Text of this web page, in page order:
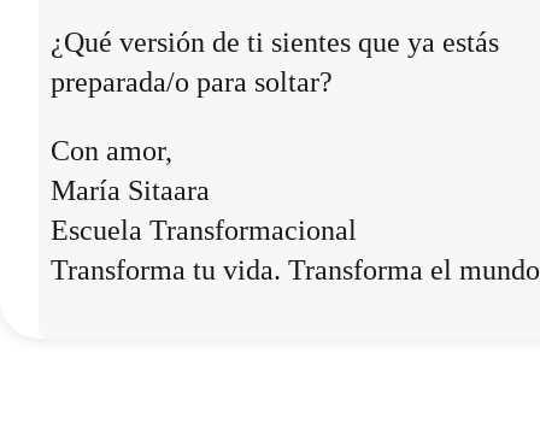
¿Qué versión de ti sientes que ya estás
preparada/o para soltar?
Con amor,
María Sitaara
Escuela Transformacional
Transforma tu vida. Transforma el